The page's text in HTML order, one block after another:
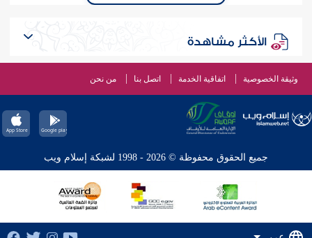
الأكثر مشاهدة
وثيقة الخصوصية اتفاقية الخدمة اتصل بنا من نحن
جميع الحقوق محفوظة © 2026 - 1998 لشبكة إسلام ويب